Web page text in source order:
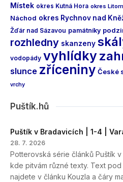
Místek okres Kutná Hora okres
Náchod okres Rychnov nad
Žďár nad Sázavou památníky
rozhledny skanzeny
vodopády vyhlídky
slunce zříceniny České
vrchy
Puštík.hů
Puštík v Bradavicích | 1-4 |
28. 7. 2026
Potterovská série článků Puštík
kde pitvám různé texty. Text
najdete v článku Kouzla a čáry